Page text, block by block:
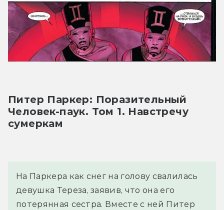
Питер Паркер: Поразительный
Человек-паук. Том 1. Навстречу
сумеркам
На Паркера как снег на голову свалилась
девушка Тереза, заявив, что она его
потерянная сестра. Вместе с ней Питер